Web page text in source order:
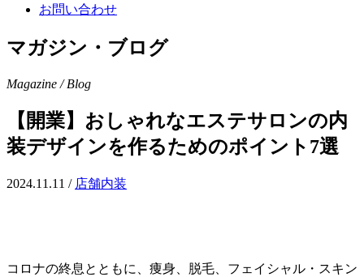
お問い合わせ
マガジン・ブログ
Magazine / Blog
【開業】おしゃれなエステサロンの内
装デザインを作るためのポイント7選
2024.11.11 / 店舗内装
コロナの終息とともに、痩身、脱毛、フェイシャル・スキン